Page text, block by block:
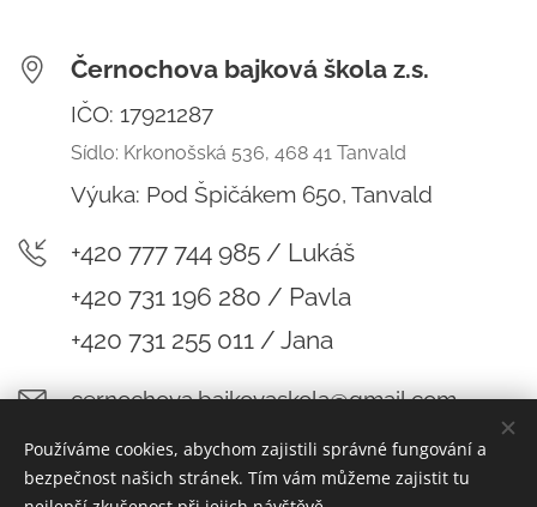
Černochova bajková škola z.s.
IČO: 17921287
Sídlo: Krkonošská 536, 468 41 Tanvald
Výuka: Pod Špičákem 650, Tanvald
+420 777 744 985 / Lukáš
+420 731 196 280 / Pavla
+420 731 255 011 / Jana
cernochova.bajkovaskola@gmail.com
Používáme cookies, abychom zajistili správné fungování a
bezpečnost našich stránek. Tím vám můžeme zajistit tu